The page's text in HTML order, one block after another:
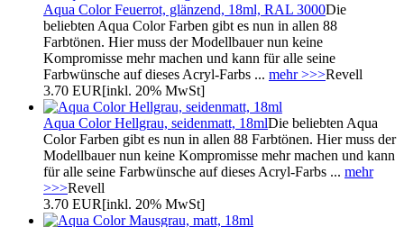
Aqua Color Feuerrot, glänzend, 18ml, RAL 3000Die
beliebten Aqua Color Farben gibt es nun in allen 88
Farbtönen. Hier muss der Modellbauer nun keine
Kompromisse mehr machen und kann für alle seine
Farbwünsche auf dieses Acryl-Farbs ... mehr >>>Revell
3.70 EUR[inkl. 20% MwSt]
Aqua Color Hellgrau, seidenmatt, 18mlDie beliebten Aqua
Color Farben gibt es nun in allen 88 Farbtönen. Hier muss der
Modellbauer nun keine Kompromisse mehr machen und kann
für alle seine Farbwünsche auf dieses Acryl-Farbs ... mehr
>>>Revell
3.70 EUR[inkl. 20% MwSt]